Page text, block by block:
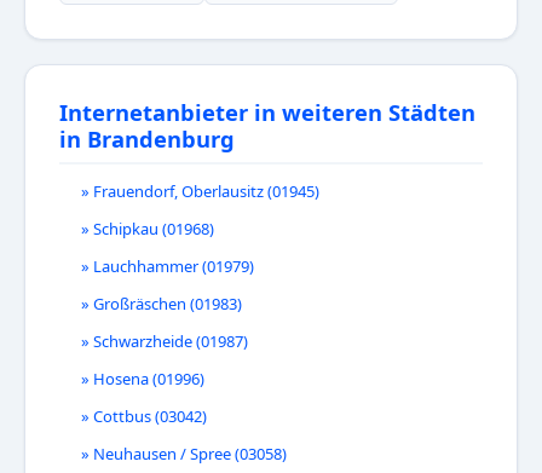
Internetanbieter in weiteren Städten
in Brandenburg
» Frauendorf, Oberlausitz (01945)
» Schipkau (01968)
» Lauchhammer (01979)
» Großräschen (01983)
» Schwarzheide (01987)
» Hosena (01996)
» Cottbus (03042)
» Neuhausen / Spree (03058)